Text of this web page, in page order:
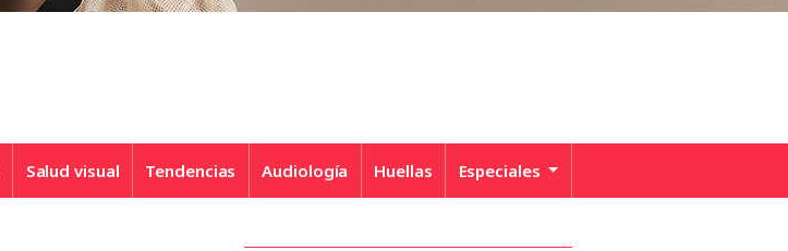
Salud visual Tendencias Audiología Huellas Especiales